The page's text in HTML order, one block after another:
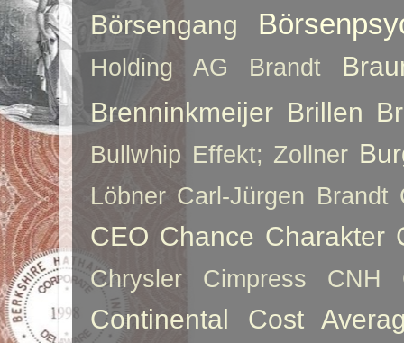
Börsengang
Holding AG Brandt
Brenninkmeijer Brillen
Bullwhip Effekt; Zollner
Löbner Carl-Jürgen Brandt
CEO Chance Charakter
Chrysler Cimpress CNH
Continental Cost